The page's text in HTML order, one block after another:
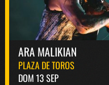
ARA MALIKIAN
PLAZA DE TOROS
DOM 13 SEP